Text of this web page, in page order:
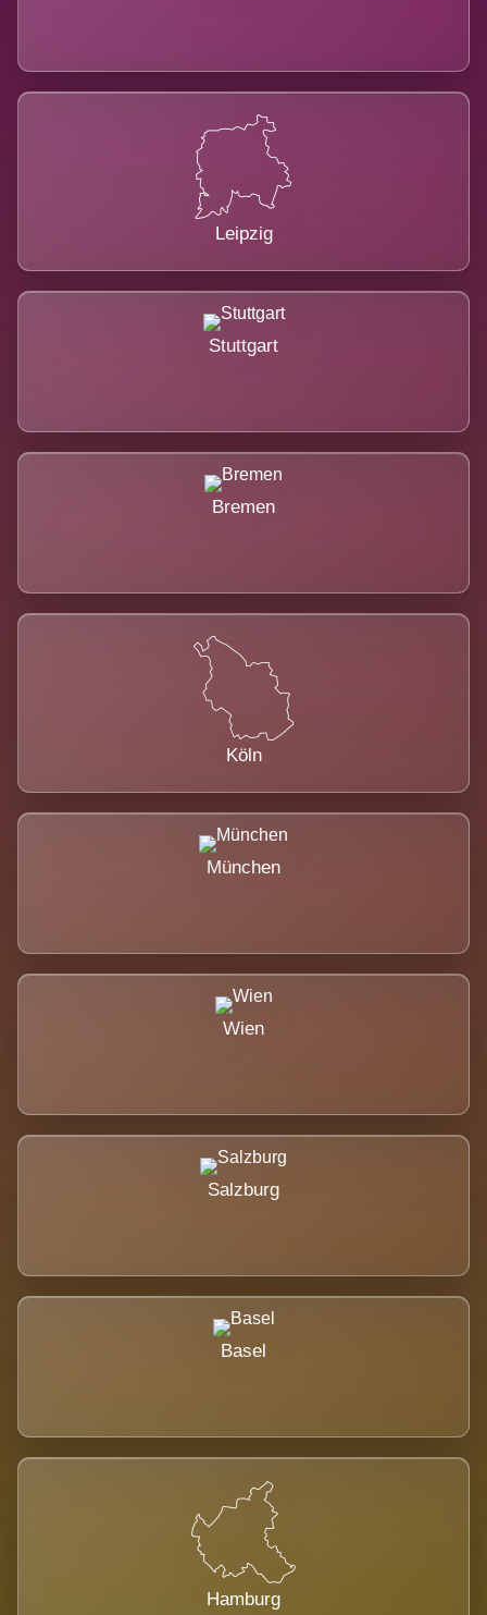
Leipzig
Stuttgart
Bremen
Köln
München
Wien
Salzburg
Basel
Hamburg